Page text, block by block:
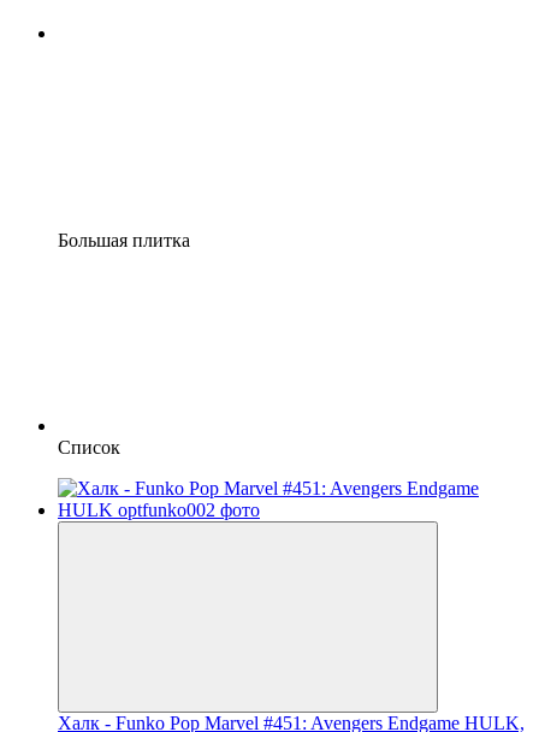
Большая плитка
Список
Халк - Funko Pop Marvel #451: Avengers Endgame HULK,